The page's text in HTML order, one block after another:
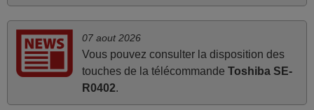
années 90
FRANCE
07 aout 2026
Vous pouvez consulter la disposition des
touches de la télécommande Toshiba SE-
R0402.